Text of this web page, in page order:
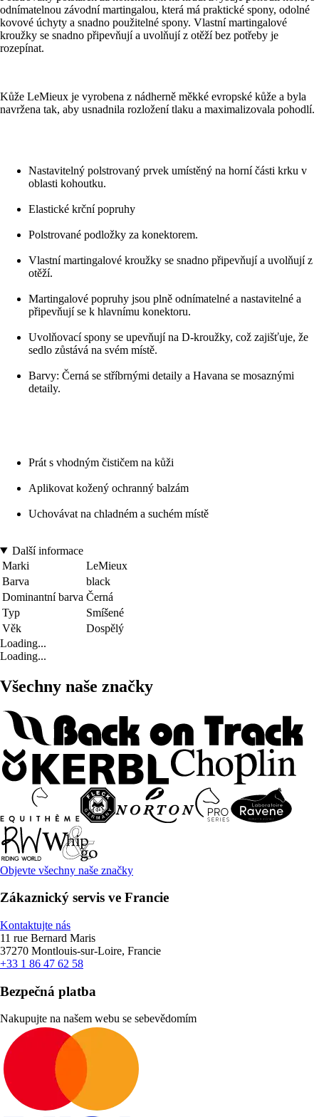
odnímatelnou závodní martingalou, která má praktické spony, odolné
kovové úchyty a snadno použitelné spony. Vlastní martingalové
kroužky se snadno připevňují a uvolňují z otěží bez potřeby je
rozepínat.
Kůže LeMieux je vyrobena z nádherně měkké evropské kůže a byla
navržena tak, aby usnadnila rozložení tlaku a maximalizovala pohodlí.
Nastavitelný polstrovaný prvek umístěný na horní části krku v
oblasti kohoutku.
Elastické krční popruhy
Polstrované podložky za konektorem.
Vlastní martingalové kroužky se snadno připevňují a uvolňují z
otěží.
Martingalové popruhy jsou plně odnímatelné a nastavitelné a
připevňují se k hlavnímu konektoru.
Uvolňovací spony se upevňují na D-kroužky, což zajišťuje, že
sedlo zůstává na svém místě.
Barvy: Černá se stříbrnými detaily a Havana se mosaznými
detaily.
Prát s vhodným čističem na kůži
Aplikovat kožený ochranný balzám
Uchovávat na chladném a suchém místě
Další informace
Marki
LeMieux
Barva
black
Dominantní barva Černá
Typ
Smíšené
Věk
Dospělý
Loading...
Loading...
Všechny naše značky
Objevte všechny naše značky
Zákaznický servis ve Francie
Kontaktujte nás
11 rue Bernard Maris
37270 Montlouis-sur-Loire, Francie
+33 1 86 47 62 58
Bezpečná platba
Nakupujte na našem webu se sebevědomím